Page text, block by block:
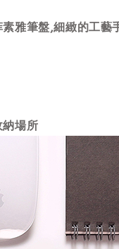
雅筆盤,細緻的工
場所